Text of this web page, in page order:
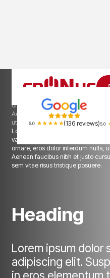
Services
Lorem ipsum dolor sit amet,
varius enim in eros elementum
ornare, eros dolor interdum nulla,
Aenean faucibus nibh et justo
ut sem vitae risus tristique posuere.
Lorem ipsum dolor sit amet,
varius enim in eros elementum
ornare, eros dolor interdum nulla,
Aenean faucibus nibh et justo
sem vitae risus tristique posuere.
Heading
Lorem ipsum
adipiscing elit.
(136 reviews)